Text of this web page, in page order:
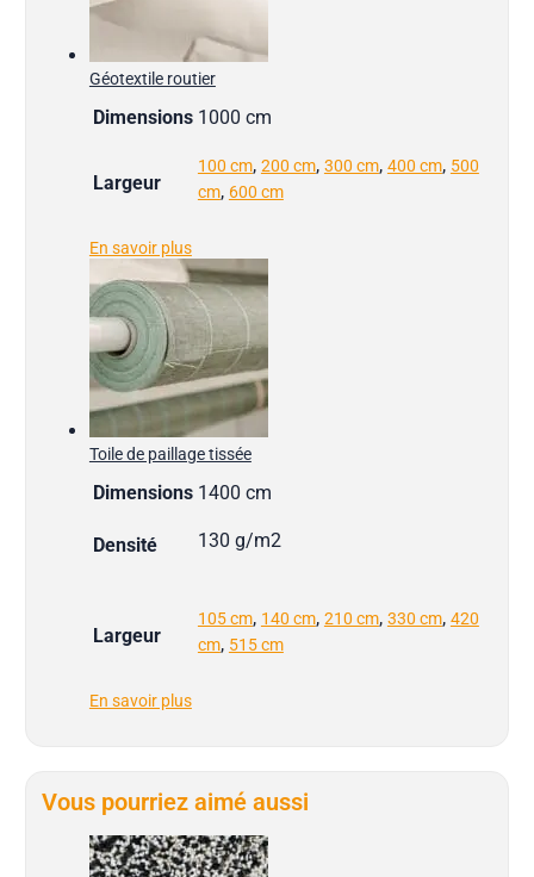
Géotextile routier
Dimensions 1000 cm
Largeur
100 cm, 200 cm, 300 cm, 400 cm, 500
cm, 600 cm
En savoir plus
Toile de paillage tissée
Dimensions 1400 cm
Densité 130 g/m2
Largeur
105 cm, 140 cm, 210 cm, 330 cm, 420
cm, 515 cm
En savoir plus
Vous pourriez aimé aussi